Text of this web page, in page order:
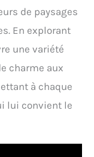
de paysages
En explorant
une variété
charme aux
à chaque
lui convient le